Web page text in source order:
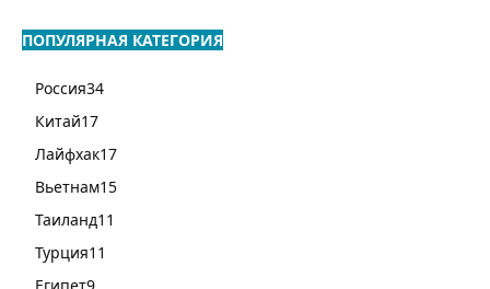
ПОПУЛЯРНАЯ КАТЕГОРИЯ
Россия34
Китай17
Лайфхак17
Вьетнам15
Таиланд11
Турция11